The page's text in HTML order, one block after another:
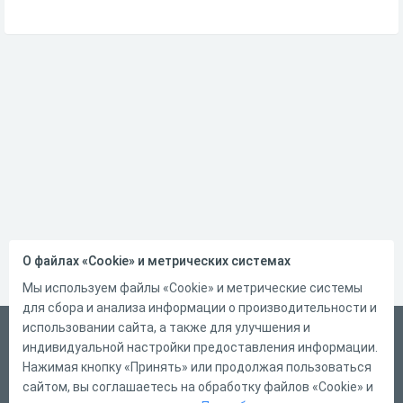
Русский
Справка
Форма обратной связи
О файлах «Cookie» и метрических системах
Мы используем файлы «Cookie» и метрические системы
для сбора и анализа информации о производительности и
использовании сайта, а также для улучшения и
индивидуальной настройки предоставления информации.
Нажимая кнопку «Принять» или продолжая пользоваться
сайтом, вы соглашаетесь на обработку файлов «Cookie» и